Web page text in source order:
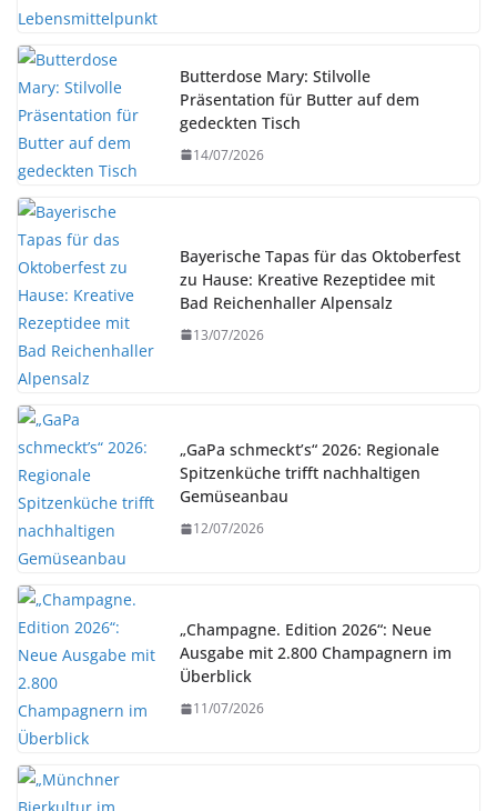
Butterdose Mary: Stilvolle
Präsentation für Butter auf dem
gedeckten Tisch
14/07/2026
Bayerische Tapas für das Oktoberfest
zu Hause: Kreative Rezeptidee mit
Bad Reichenhaller Alpensalz
13/07/2026
„GaPa schmeckt’s“ 2026: Regionale
Spitzenküche trifft nachhaltigen
Gemüseanbau
12/07/2026
„Champagne. Edition 2026“: Neue
Ausgabe mit 2.800 Champagnern im
Überblick
11/07/2026